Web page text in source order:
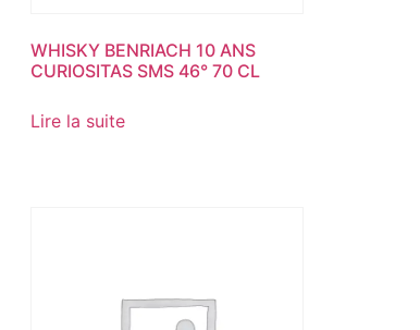
WHISKY BENRIACH 10 ANS
CURIOSITAS SMS 46° 70 CL
Lire la suite